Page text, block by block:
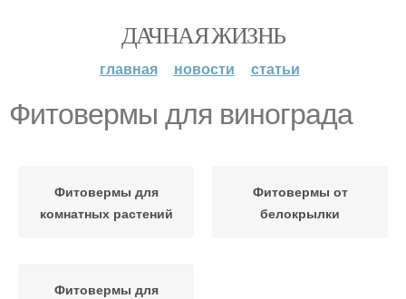
ДАЧНАЯ ЖИЗНЬ
главная новости статьи
Фитовермы для винограда
Фитовермы для
комнатных растений
Фитовермы от
белокрылки
Фитовермы для